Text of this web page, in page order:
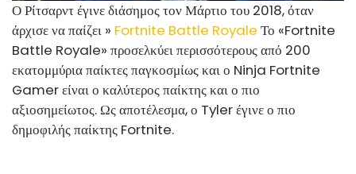
Ο Ρίτσαρντ έγινε διάσημος τον Μάρτιο του 2018, όταν
άρχισε να παίζει » Fortnite Battle Royale Το «Fortnite
Battle Royale» προσελκύει περισσότερους από 200
εκατομμύρια παίκτες παγκοσμίως και ο Ninja Fortnite
Gamer είναι ο καλύτερος παίκτης και ο πιο
αξιοσημείωτος. Ως αποτέλεσμα, ο Tyler έγινε ο πιο
δημοφιλής παίκτης Fortnite.